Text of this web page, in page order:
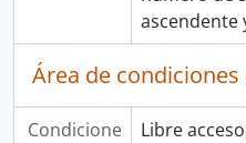
ascendente
Área de condiciones
Condicione
Libre